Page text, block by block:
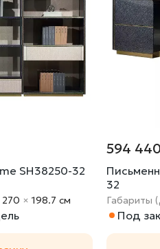
SH38250-32
270 × 198.7 cм
594
32
Габариты
Под